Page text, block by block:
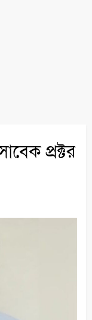
প্রক্টর